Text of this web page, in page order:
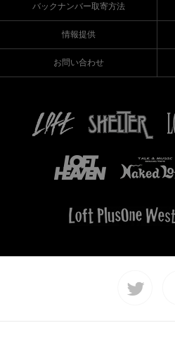
バックナンバー取寄方法
情報提供
お問い合わせ